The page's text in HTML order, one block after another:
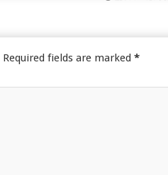
Required fields are marked *